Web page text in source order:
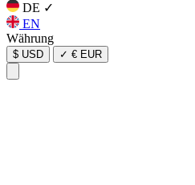
DE ✓
EN
Währung
$ USD ✓ € EUR